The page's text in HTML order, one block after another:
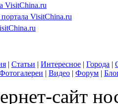
VisitChina.ru
VisitChina.ru
| Статьи | Интересное | Города |
| Видео | Форум |
сайт